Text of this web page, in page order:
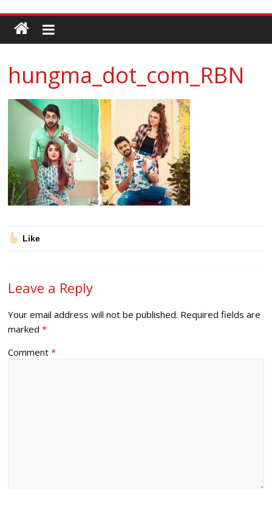
hungma_dot_com_RBN
Like
Leave a Reply
Your email address will not be published. Required fields are
marked*
Comment*